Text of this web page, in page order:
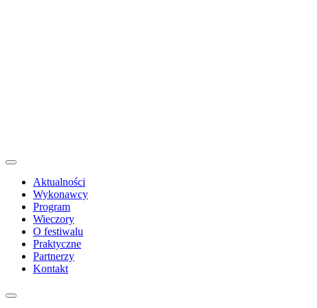
Aktualności
Wykonawcy
Program
Wieczory
O festiwalu
Praktyczne
Partnerzy
Kontakt